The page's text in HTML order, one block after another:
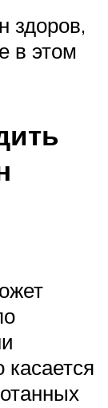
здоров,
в этом
касается